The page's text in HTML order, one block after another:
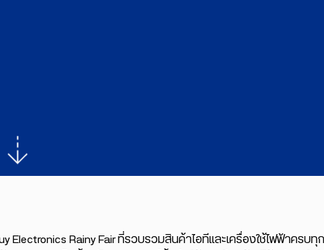
Electronics Rainy Fair ที่รวบรวมสินค้าไอทีและเครื่องใช้ไฟฟ้าครบทุ